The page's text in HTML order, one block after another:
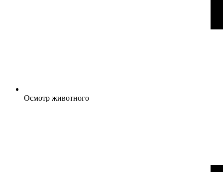
Осмотр животного